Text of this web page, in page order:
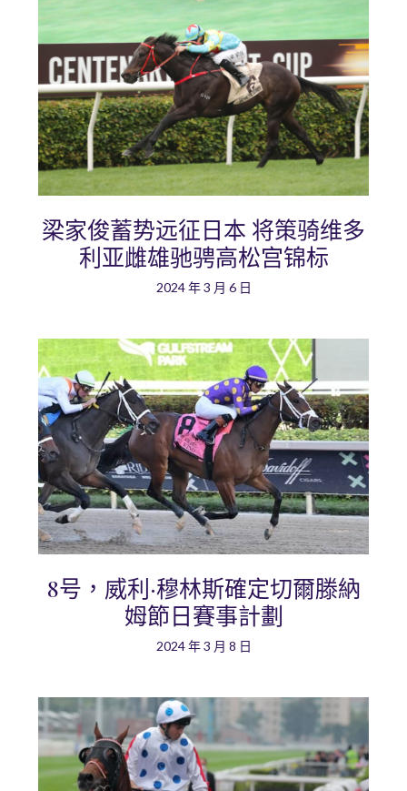
梁家俊蓄势远征日本 将策骑维多
利亚雌雄驰骋高松宫锦标
2024 年 3 月 6 日
8号，威利·穆林斯確定切爾滕納
姆節日賽事計劃
2024 年 3 月 8 日